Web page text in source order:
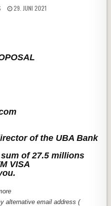
29. JUNI 2021
of the UBA Bank
of 27.5 millions
VISA
alternative email address (